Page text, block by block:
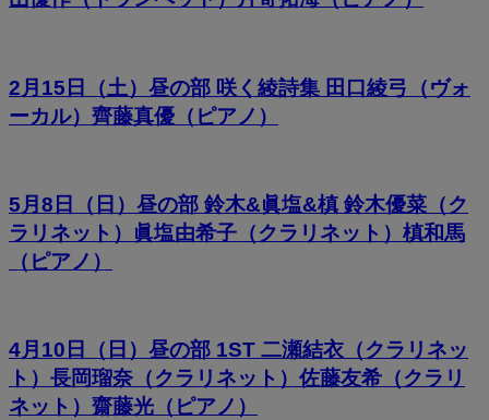
2月15日（土）昼の部 咲く綾詩集 田口綾弓（ヴォ
ーカル）齊藤真優（ピアノ）
5月8日（日）昼の部 鈴木&眞塩&槙 鈴木優菜（ク
ラリネット）眞塩由希子（クラリネット）槙和馬
（ピアノ）
4月10日（日）昼の部 1ST 二瀬結衣（クラリネッ
ト）長岡瑠奈（クラリネット）佐藤友希（クラリ
ネット）齋藤光（ピアノ）